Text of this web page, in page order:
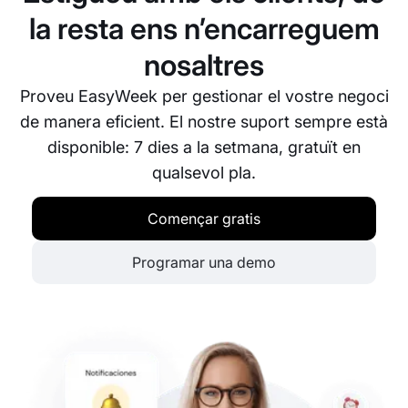
la resta ens n’encarreguem
nosaltres
Proveu EasyWeek per gestionar el vostre negoci
de manera eficient. El nostre suport sempre està
disponible: 7 dies a la setmana, gratuït en
qualsevol pla.
Començar gratis
Programar una demo